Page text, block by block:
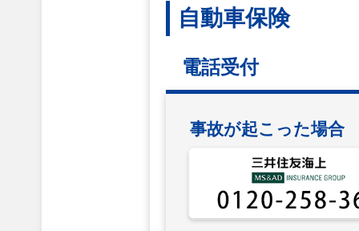
自動車保険
電話受付
事故が起こった場合